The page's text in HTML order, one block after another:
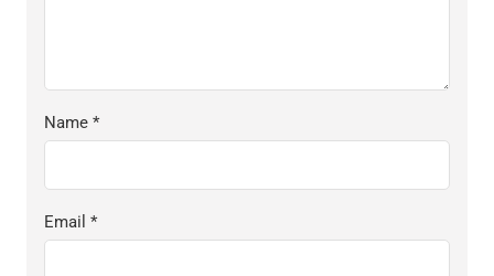
Name *
Email *